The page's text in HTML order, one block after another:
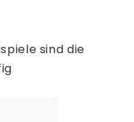
sind die